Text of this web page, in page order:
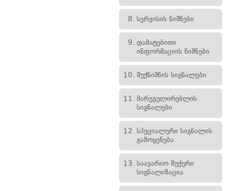
8. სერვისის ნიშნები
9. დამატებითი
ინფორმაციის ნიშნები
10. შუქნიშნის სიგნალები
11. მარეგულირებლის
სიგნალები
12. სპეციალური სიგნალის
გამოყენება
13. საავარიო შუქური
სიგნალიზაცია